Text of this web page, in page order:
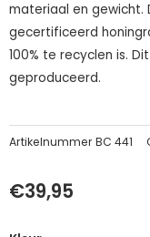
materiaal en gewicht.
gecertificeerd
100% te recyclen is.
geproduceerd.
ArtikelnummerBC 441
€39,95